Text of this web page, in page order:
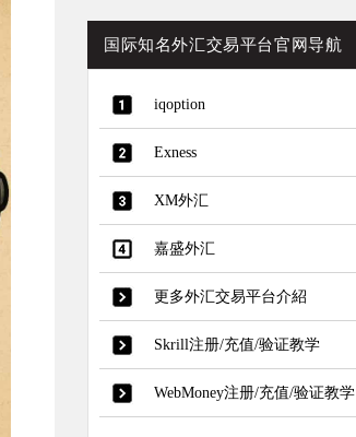
国际知名外汇交易平台官网导航
iqoption
Exness
XM外汇
嘉盛外汇
更多外汇交易平台介紹
Skrill注册/充值/验证教学
WebMoney注册/充值/验证教学